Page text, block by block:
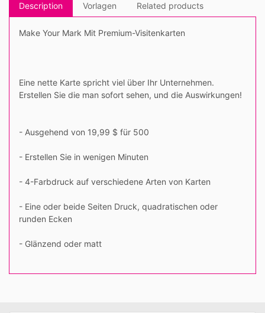
Description Vorlagen Related products
Make Your Mark Mit Premium-Visitenkarten
Eine nette Karte spricht viel über Ihr Unternehmen.
Erstellen Sie die man sofort sehen, und die Auswirkungen!
- Ausgehend von 19,99 $ für 500
- Erstellen Sie in wenigen Minuten
- 4-Farbdruck auf verschiedene Arten von Karten
- Eine oder beide Seiten Druck, quadratischen oder
runden Ecken
- Glänzend oder matt